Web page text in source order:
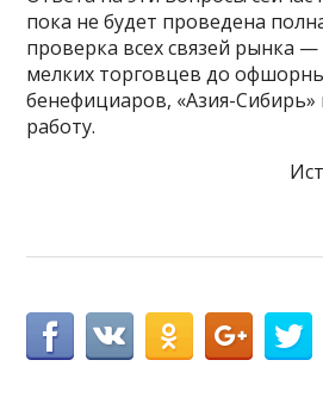
пока не будет проведена
проверка всех связей рынка
мелких торговцев до
бенефициаров, «Азия-
работу.